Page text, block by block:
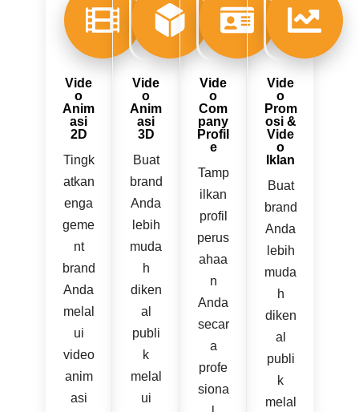
Vide
o
Anim
asi
2D
Tingk
atkan
enga
geme
nt
brand
Anda
melal
ui
video
anim
asi
Vide
o
Anim
asi
3D
Buat
brand
Anda
lebih
muda
h
diken
al
publi
k
melal
ui
Vide
o
Com
pany
Profil
e
Tamp
ilkan
profil
perus
ahaa
n
Anda
secar
a
profe
siona
Vide
o
Prom
osi &
Vide
o
Iklan
Buat
brand
Anda
lebih
muda
h
diken
al
publi
k
melal